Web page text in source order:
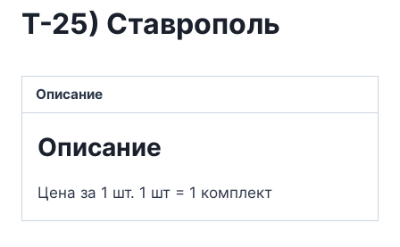
Т-25) Ставрополь
Описание
Описание
Цена за 1 шт. 1 шт = 1 комплект